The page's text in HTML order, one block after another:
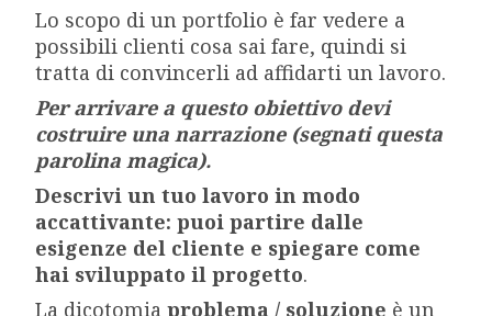
Lo scopo di un portfolio è far vedere a
possibili clienti cosa sai fare, quindi si
tratta di convincerli ad affidarti un lavoro.
Per arrivare a questo obiettivo devi
costruire una narrazione (segnati questa
parolina magica).
Descrivi un tuo lavoro in modo
accattivante: puoi partire dalle
esigenze del cliente e spiegare come
hai sviluppato il progetto.
La dicotomia problema / soluzione è un